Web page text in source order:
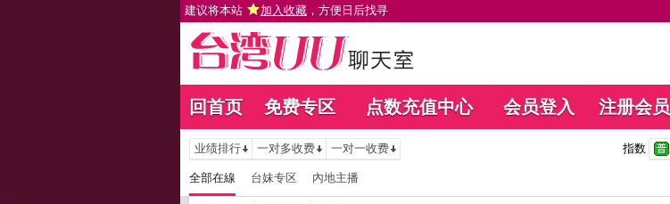
建议将本站 加入收藏 ，方便日后找寻
回首页 免费专区 点数充值中心 会员登入 注册会员
业绩排行 一对多收费 一对一收费 指数
全部在線 台妹专区 內地主播